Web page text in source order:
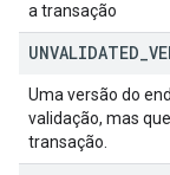
a transação
UNVALIDATED
Uma versão do
validação, mas
transação.